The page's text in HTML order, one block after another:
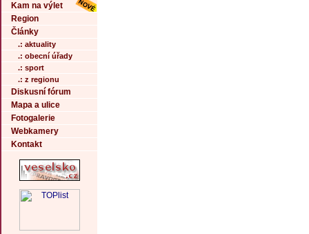
Kam na výlet
Region
Články
.: aktuality
.: obecní úřady
.: sport
.: z regionu
Diskusní fórum
Mapa a ulice
Fotogalerie
Webkamery
Kontakt